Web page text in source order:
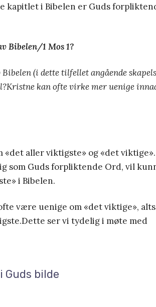
kapitlet i Bibelen er Guds
Bibelen/1 Mos 1?
(i dette tilfellet angående
kan ofte virke mer uenige
aller viktigste» og «det
som Guds forpliktende Ord, vil
i Bibelen.
være uenige om «det viktige»,
ser vi tydelig i møte med
Guds bilde